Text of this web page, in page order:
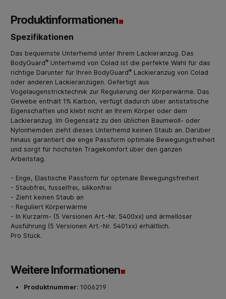
Produktinformationen
Spezifikationen
Das bequemste Unterhemd unter Ihrem Lackieranzug. Das
BodyGuard® Unterhemd von Colad ist die perfekte Wahl für das
richtige Darunter für Ihren BodyGuard® Lackieranzug von Colad
oder anderen Lackieranzügen. Gefertigt aus
Vogelaugenstricktechnik zur Regulierung der Körperwärme. Das
Gewebe enthält 1% Karbon, verfügt dadurch über antistatische
Eigenschaften und klebt nicht an Ihrem Körper oder dem
Lackieranzug. Im Gegensatz zu den üblichen Baumwoll- oder
Nylonhemden zieht dieses Unterhemd keinen Staub an. Darüber
hinaus garantiert die enge Passform optimale Bewegungsfreiheit
und sorgt für höchsten Tragekomfort über den ganzen
Arbeitstag.
- Enge, Elastische Passform für optimale Bewegungsfreiheit
- Staubfrei, fusselfrei, silikonfrei
- Zieht keinen Staub an
- Reguliert Körperwärme
- In Kurzarm- (5 Versionen Art.-Nr. 5400xx) und ärmelloser
Ausführung (5 Versionen Art.-Nr. 5401xx) erhältlich.
Pro Stück.
Weitere Informationen
Produktnummer: 1006219